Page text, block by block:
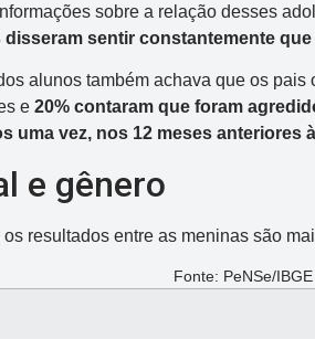
sobre a relação desses
disseram sentir constantemente
alunos também achava que os
e 20% contaram que foram
uma vez, nos 12 meses anteriores
e gênero
resultados entre as meninas são
Fonte: PeNSe/IBGE
16 21 30 31 02